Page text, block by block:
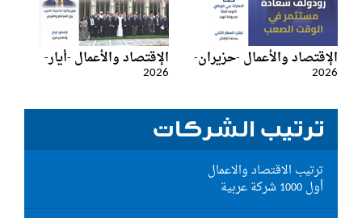
الإقتصاد والأعمال -حزيران-
2026
الإقتصاد والأعمال -أيار-
2026
ترتيب الشركات
ترتيب الاقتصاد والاعمال
أول 1000 شركة عربية